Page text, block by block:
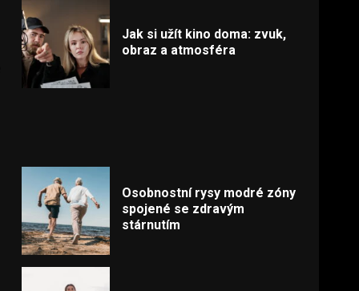
Jak si užít kino doma: zvuk,
obraz a atmosféra
Osobnostní rysy modré zóny
spojené se zdravým
stárnutím